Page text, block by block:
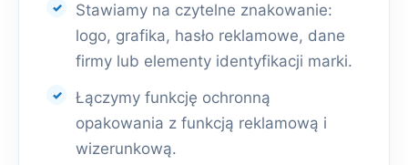
Stawiamy na czytelne znakowanie:
logo, grafika, hasło reklamowe, dane
firmy lub elementy identyfikacji marki.
Łączymy funkcję ochronną
opakowania z funkcją reklamową i
wizerunkową.